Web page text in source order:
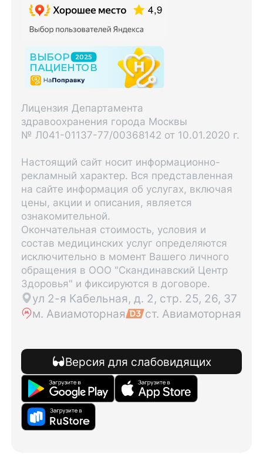
Лицензия Департамента
здравоохранения города Москвы
№ Л041-01137-77/00368142 от 10.01.2020 г.
Настоящий сайт носит информационно-
рекламный характер. Вся представленная
на сайте информация об услугах, включая
цены, акции и описания, является
ознакомительной.
Окончательная стоимость, условия и
состав медицинских услуг определяются
исключительно в момент Вашего личного
обращения в ООО "Скандинавский Центр
Здоровья" и фиксируются в договоре.
ул 2-я Кабельная, д. 2, стр. 25, 26, 37
м. Авиамоторная
ст. Авиамоторная
Версия для слабовидящих